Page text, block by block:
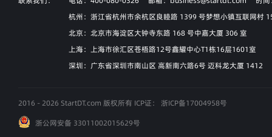
杭州：浙江省杭州市余杭区良睦路 1399 号梦想小镇互联网村
北京：北京市海淀区大钟寺东路 168 号中嘉大厦 306 室
上海：上海市徐汇区苍梧路12号鑫耀中心T1栋16层1601室
深圳：广东省深圳市南山区 高新南六路6号 迈科龙大厦 1412
2016 - 2026 StartDT.com 版权所有 ICP证： 浙ICP备17004958号
浙公网安备 33011002015629号